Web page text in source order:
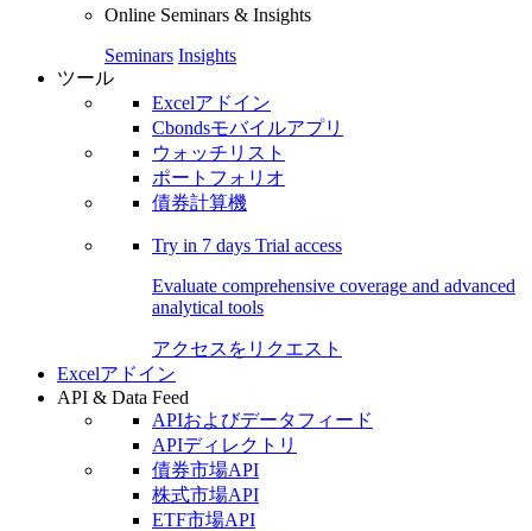
Online Seminars & Insights
Seminars Insights
ツール
Excelアドイン
Cbondsモバイルアプリ
ウォッチリスト
ポートフォリオ
債券計算機
Try in 7 days Trial access
Evaluate comprehensive coverage and advanced
analytical tools
アクセスをリクエスト
Excelアドイン
API & Data Feed
APIおよびデータフィード
APIディレクトリ
債券市場API
株式市場API
ETF市場API